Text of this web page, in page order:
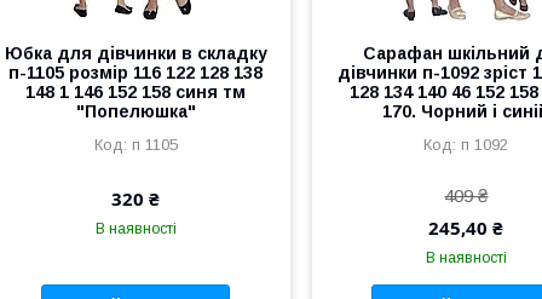
Юбка для дівчинки в складку
п-1105 розмір 116 122 128 138
148 1 146 152 158 синя тм
"Попелюшка"
п 1105
320 ₴
В наявності
Сарафан шкільний
дівчинки п-1092 зріст
128 134 140 46 152 158
170. Чорний і
п 1092
409 ₴
245,40 ₴
В наявності